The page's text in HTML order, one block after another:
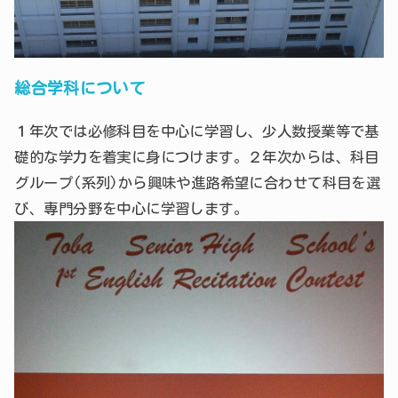
総合学科について
１年次では必修科目を中心に学習し、少人数授業等で基
礎的な学力を着実に身につけます。２年次からは、科目
グループ(系列)から興味や進路希望に合わせて科目を選
び、専門分野を中心に学習します。